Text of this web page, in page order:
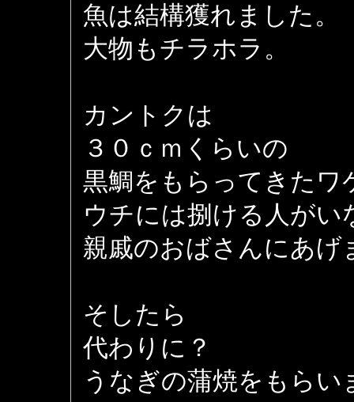
魚は結構獲れました。
大物もチラホラ。
カントクは
３０ｃｍくらいの
黒鯛をもらってきたワ
ウチには捌ける人がい
親戚のおばさんにあげ
そしたら
代わりに？
うなぎの蒲焼をもらい